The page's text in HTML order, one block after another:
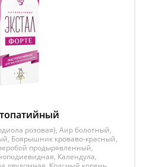
розовая), Аир болотный,
Боярышник кроваво-красный,
продырявленный,
Календула,